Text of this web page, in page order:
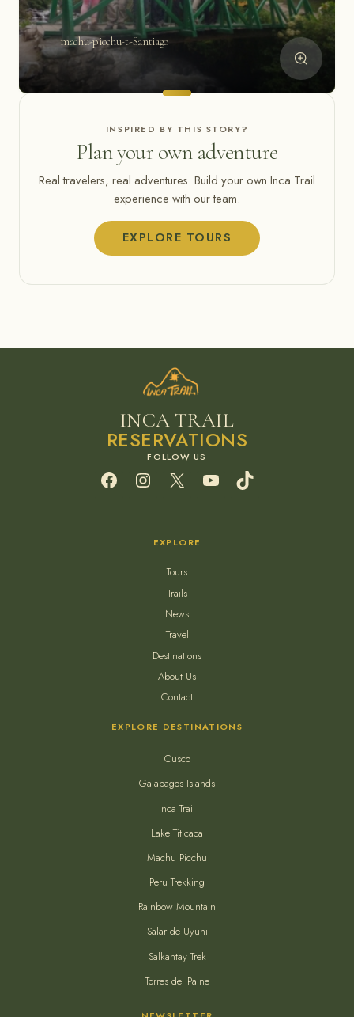
machu-picchu-t-Santiago
INSPIRED BY THIS STORY?
Plan your own adventure
Real travelers, real adventures. Build your own Inca Trail
experience with our team.
EXPLORE TOURS
INCA TRAIL
RESERVATIONS
Facebook
Instagram
X YouTube
EXPLORE
Tours
Trails
News
Travel
Destinations
About Us
Contact
EXPLORE DESTINATIONS
Cusco
Galapagos Islands
Inca Trail
Lake Titicaca
Machu Picchu
Peru Trekking
Rainbow Mountain
Salar de Uyuni
Salkantay Trek
Torres del Paine